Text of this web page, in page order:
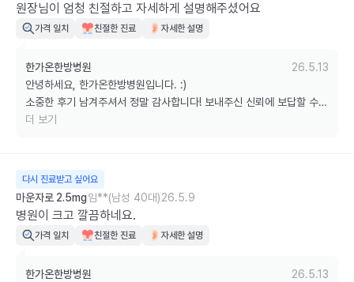
원장님이 엄청 친절하고 자세하게 설명해주셨어요
가격 일치 친절한 진료 자세한 설명
한가온한방병원
26.5.13
안녕하세요, 한가온한방병원입니다. :)
소중한 후기 남겨주셔서 정말 감사합니다! 보내주신 신뢰에 보답할 수
있도록 늘 최선을 다하겠습니다.
더 보기
다시 진료받고 싶어요
마운자로 2.5mg임**(남성 40대)26.5.9
병원이 크고 깔끔하네요.
가격 일치 친절한 진료 자세한 설명
한가온한방병원
26.5.13